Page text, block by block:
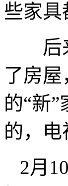
些家具
后来
了房
的“新
的，
2月